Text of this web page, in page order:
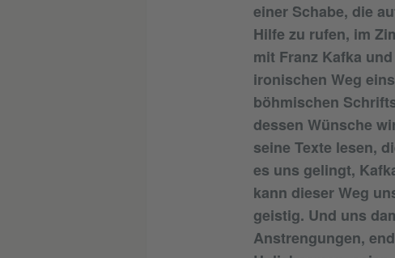
einer Schabe, die
Hilfe zu rufen, im
mit Franz Kafka
ironischen Weg
böhmischen
dessen Wünsche
seine Texte lesen,
es uns gelingt,
kann dieser Weg
geistig. Und uns
Anstrengungen,